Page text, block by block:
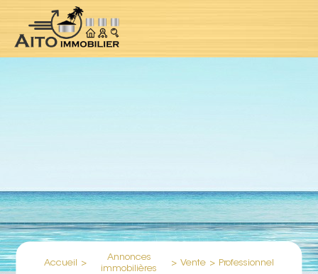
Accueil >
Annonces
immobilières
> Vente > Professionnel